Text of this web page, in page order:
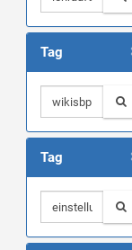
Tag
Tag